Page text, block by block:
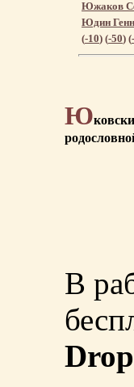
Южаков
Юдин
(-10) (-50) (
Ю
В